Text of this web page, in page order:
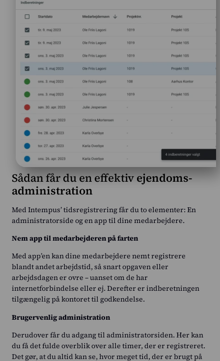
Sådan får du en effektivejendoms-
administration
Med Intempus’ tidsregistrering får du to elementer: En
administratorside og en app til dine medarbejdere.
Nem app til medarbejderen på farten
Med app’en kan dine medarbejdere nemt registrere
blandt andet arbejdstid, så snart opgaven eller
arbejdsdagen er ovre – uanset om de har
internetforbindelse eller ej. Derefter er indberetningen
tilgængelig på kontoret til godkendelse.
Brugervenlig administration
Derudover får du adgang til administratorsiden. Her kan
du få det fulde overblik over alle timer, der er registreret.
Det gør, at du altid kan se, hvor meget tid, der er brugt på